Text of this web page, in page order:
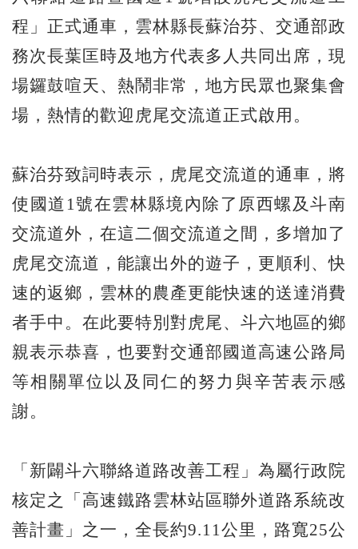
程」正式通車，雲林縣長蘇治芬、交通部政
務次長葉匡時及地方代表多人共同出席，現
場鑼鼓喧天、熱鬧非常，地方民眾也聚集會
場，熱情的歡迎虎尾交流道正式啟用。
蘇治芬致詞時表示，虎尾交流道的通車，將
使國道1號在雲林縣境內除了原西螺及斗南
交流道外，在這二個交流道之間，多增加了
虎尾交流道，能讓出外的遊子，更順利、快
速的返鄉，雲林的農產更能快速的送達消費
者手中。在此要特別對虎尾、斗六地區的鄉
親表示恭喜，也要對交通部國道高速公路局
等相關單位以及同仁的努力與辛苦表示感
謝。
「新闢斗六聯絡道路改善工程」為屬行政院
核定之「高速鐵路雲林站區聯外道路系統改
善計畫」之一，全長約9.11公里，路寬25公